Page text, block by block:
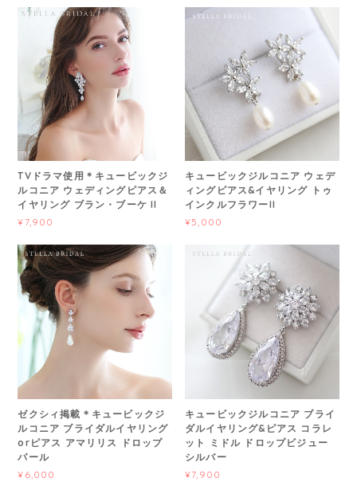
TVドラマ使用＊キュービックジ
ルコニア ウェディングピアス＆
イヤリング ブラン・ブーケ II
¥7,900
キュービックジルコニア ウェデ
ィングピアス&イヤリング トゥ
インクルフラワーII
¥5,000
ゼクシィ掲載＊キュービックジ
ルコニア ブライダルイヤリング
orピアス アマリリス ドロップ
パール
¥6,000
キュービックジルコニア ブライ
ダルイヤリング&ピアス コラレ
ット ミドル ドロップビジュー
シルバー
¥7,900